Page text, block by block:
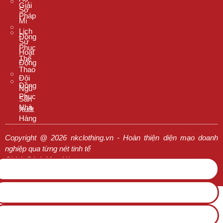
Giải
Pháp
Lịch
Sử
Hoạt
Động
Đội
Ngũ
Sản
Xuất
Sơ
Mi
Đồng
Phục
Thể
Thao
Đồng
Phục
Nhà
Hàng
Copyright @ 2026 nkclothing.vn - Hoàn thiện diện mạo doanh
nghiệp qua từng nét tinh tế
Chính Sách Mua Hàng